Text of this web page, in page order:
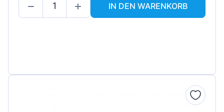
IN DEN WARENKORB